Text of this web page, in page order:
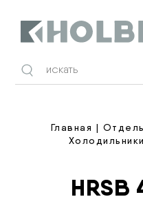
Главная |
Холодильники
HRSB